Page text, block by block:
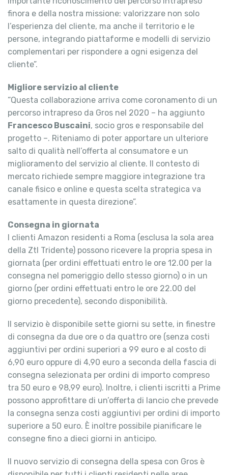
finora e della nostra missione: valorizzare non solo
l’esperienza del cliente, ma anche il territorio e le
persone, integrando piattaforme e modelli di servizio
complementari per rispondere a ogni esigenza del
cliente”.
Migliore servizio al cliente
“Questa collaborazione arriva come coronamento di un
percorso intrapreso da Gros nel 2020 – ha aggiunto
Francesco Buscaini, socio gros e responsabile del
progetto –. Riteniamo di poter apportare un ulteriore
salto di qualità nell’offerta al consumatore e un
miglioramento del servizio al cliente. Il contesto di
mercato richiede sempre maggiore integrazione tra
canale fisico e online e questa scelta strategica va
esattamente in questa direzione”.
Consegna in giornata
I clienti Amazon residenti a Roma (esclusa la sola area
della Ztl Tridente) possono ricevere la propria spesa in
giornata (per ordini effettuati entro le ore 12.00 per la
consegna nel pomeriggio dello stesso giorno) o in un
giorno (per ordini effettuati entro le ore 22.00 del
giorno precedente), secondo disponibilità.
Il servizio è disponibile sette giorni su sette, in finestre
di consegna da due ore o da quattro ore (senza costi
aggiuntivi per ordini superiori a 99 euro e al costo di
6,90 euro oppure di 4,90 euro a seconda della fascia di
consegna selezionata per ordini di importo compreso
tra 50 euro e 98,99 euro). Inoltre, i clienti iscritti a Prime
possono approfittare di un’offerta di lancio che prevede
la consegna senza costi aggiuntivi per ordini di importo
superiore a 50 euro. È inoltre possibile pianificare le
consegne fino a dieci giorni in anticipo.
Il nuovo servizio di consegna della spesa con Gros è